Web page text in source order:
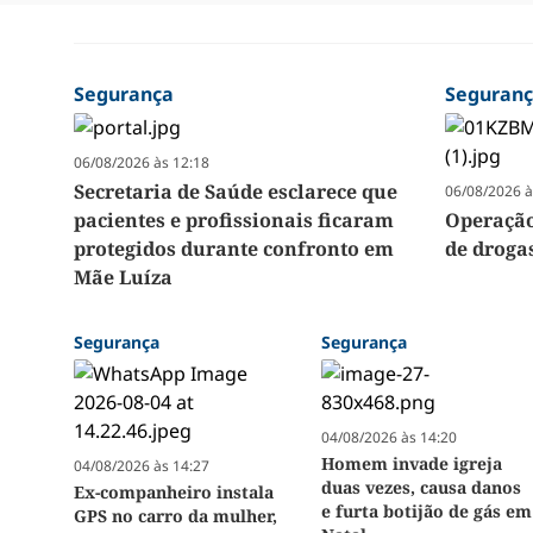
Segurança
06/08/2026 às 12:18
Secretaria de Saúde esclarece que
pacientes e profissionais ficaram
protegidos durante confronto em
Mãe Luíza
06/08/2026
de
Segurança
04/08/2026 às 14:27
Ex-companheiro instala
GPS no carro da mulher,
Segurança
04/08/2026 às 14:20
Homem invade igreja
duas vezes, causa danos
e furta botijão de gás em